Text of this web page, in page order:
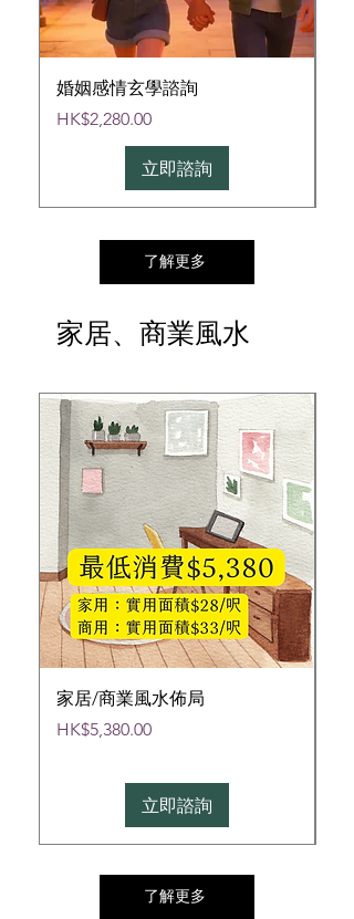
婚姻感情玄學諮詢
價格
HK$2,280.00
立即諮詢
了解更多
家居、商業風水
家居/商業風水佈局
價格
HK$5,380.00
立即諮詢
了解更多